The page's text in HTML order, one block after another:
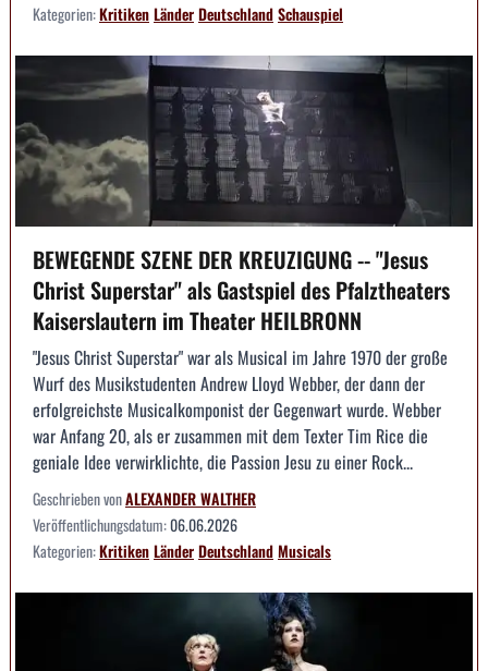
Kategorien:KritikenLänderDeutschlandSchauspiel
BEWEGENDE SZENE DER KREUZIGUNG -- "Jesus
Christ Superstar" als Gastspiel des Pfalztheaters
Kaiserslautern im Theater HEILBRONN
"Jesus Christ Superstar" war als Musical im Jahre 1970 der große
Wurf des Musikstudenten Andrew Lloyd Webber, der dann der
erfolgreichste Musicalkomponist der Gegenwart wurde. Webber
war Anfang 20, als er zusammen mit dem Texter Tim Rice die
geniale Idee verwirklichte, die Passion Jesu zu einer Rock...
Geschrieben vonALEXANDER WALTHER
Veröffentlichungsdatum:06.06.2026
Kategorien:KritikenLänderDeutschlandMusicals